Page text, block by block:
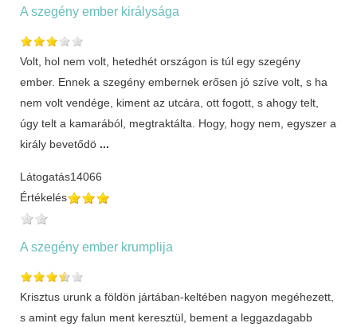
A szegény ember királysága
Volt, hol nem volt, hetedhét országon is túl egy szegény
ember. Ennek a szegény embernek erősen jó szíve volt, s ha
nem volt vendége, kiment az utcára, ott fogott, s ahogy telt,
úgy telt a kamarából, megtraktálta. Hogy, hogy nem, egyszer a
király bevetődö ...
Látogatás14066
Értékelés
A szegény ember krumplija
Krisztus urunk a földön jártában-keltében nagyon megéhezett,
s amint egy falun ment keresztül, bement a leggazdagabb